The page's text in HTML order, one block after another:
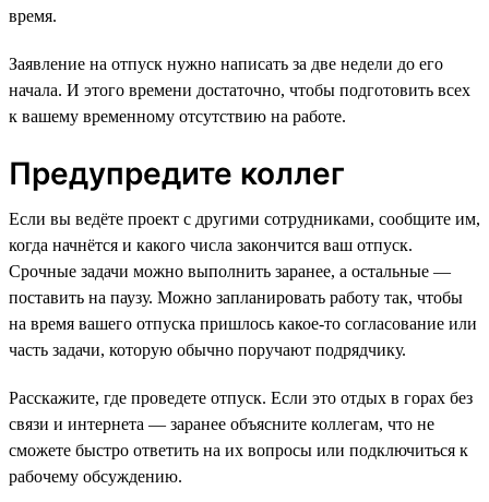
время.
Заявление на отпуск нужно написать за две недели до его
начала. И этого времени достаточно, чтобы подготовить всех
к вашему временному отсутствию на работе.
Предупредите коллег
Если вы ведёте проект с другими сотрудниками, сообщите им,
когда начнётся и какого числа закончится ваш отпуск.
Срочные задачи можно выполнить заранее, а остальные —
поставить на паузу. Можно запланировать работу так, чтобы
на время вашего отпуска пришлось какое-то согласование или
часть задачи, которую обычно поручают подрядчику.
Расскажите, где проведете отпуск. Если это отдых в горах без
связи и интернета — заранее объясните коллегам, что не
сможете быстро ответить на их вопросы или подключиться к
рабочему обсуждению.